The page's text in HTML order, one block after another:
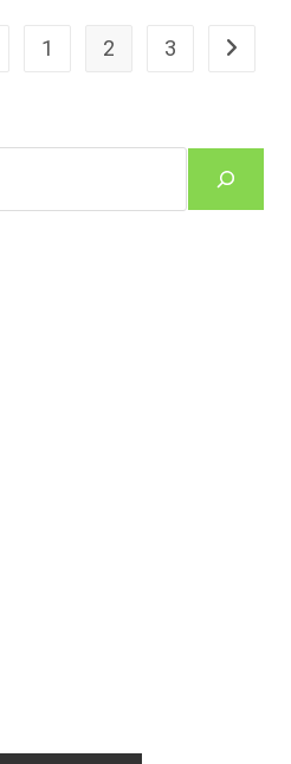
to the previous page
1 2 3 Aller à